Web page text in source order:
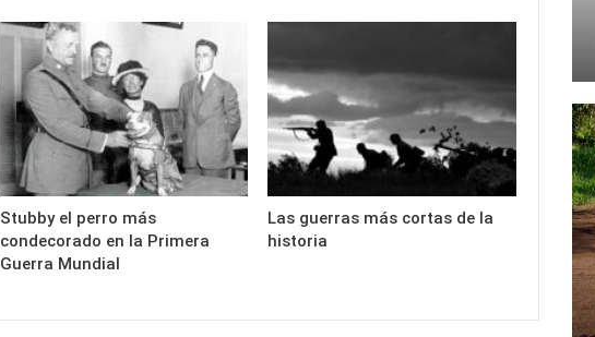
Stubby el perro más
condecorado en la Primera
Guerra Mundial
Las guerras más cortas de la
historia